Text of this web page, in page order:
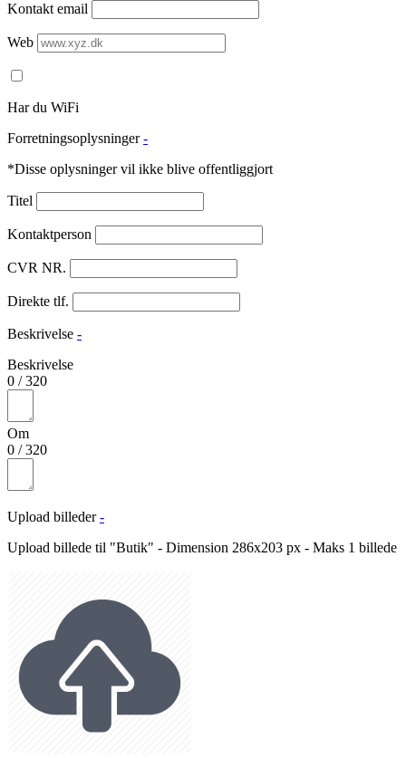
Kontakt email
Web
Har du WiFi
Forretningsoplysninger -
*Disse oplysninger vil ikke blive offentliggjort
Titel
Kontaktperson
CVR NR.
Direkte tlf.
Beskrivelse -
Beskrivelse
0 /320
Om
0 /320
Upload billeder -
Upload billede til "Butik" - Dimension 286x203 px - Maks 1 billede